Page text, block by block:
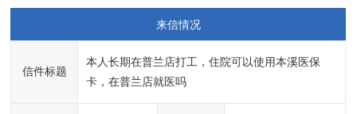
来信情况
信件标题
本人长期在普兰店打工，住院可以使用本溪医保
卡，在普兰店就医吗